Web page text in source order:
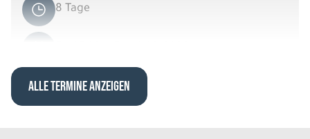
8 Tage
Kilts, Whisky und Flair
Hotels der 3 Sterne Kategorie Einzelzimmer
ALLE TERMINE ANZEIGEN